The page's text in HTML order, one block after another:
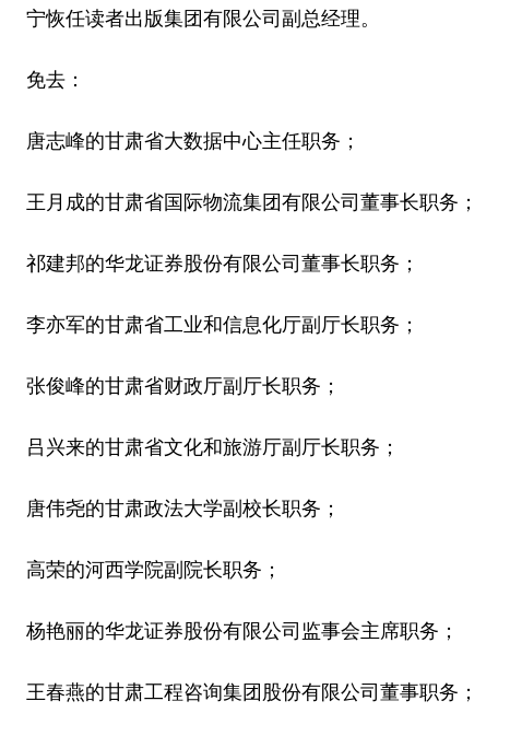
宁恢任读者出版集团有限公司副总经理。
免去：
唐志峰的甘肃省大数据中心主任职务；
王月成的甘肃省国际物流集团有限公司董事长职务；
祁建邦的华龙证券股份有限公司董事长职务；
李亦军的甘肃省工业和信息化厅副厅长职务；
张俊峰的甘肃省财政厅副厅长职务；
吕兴来的甘肃省文化和旅游厅副厅长职务；
唐伟尧的甘肃政法大学副校长职务；
高荣的河西学院副院长职务；
杨艳丽的华龙证券股份有限公司监事会主席职务；
王春燕的甘肃工程咨询集团股份有限公司董事职务；